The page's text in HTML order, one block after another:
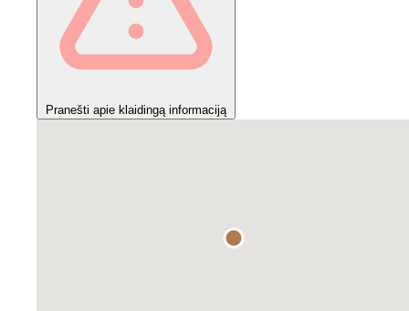
Pranešti apie klaidingą informaciją